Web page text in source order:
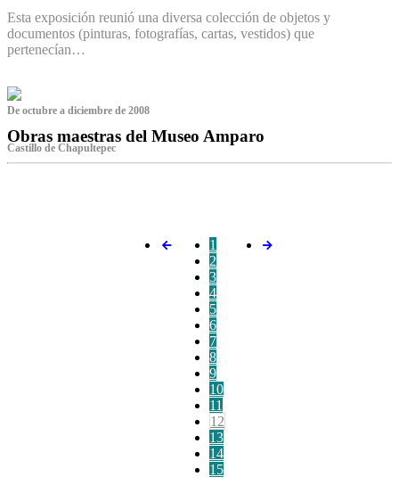
Esta exposición reunió una diversa colección de objetos y
documentos (pinturas, fotografías, cartas, vestidos) que
pertenecían…
De octubre a diciembre de 2008
Obras maestras del Museo Amparo
Castillo de Chapultepec
1
2
3
4
5
6
7
8
9
10
11
12
13
14
15